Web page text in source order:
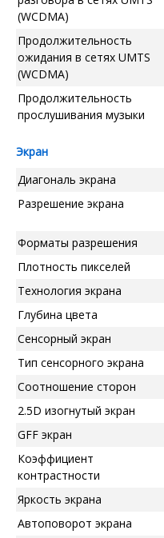
(WCDMA)
Продолжительность
ожидания в сетях UMTS
(WCDMA)
Продолжительность
прослушивания музыки
Экран
Диагональ экрана
Разрешение экрана
Форматы разрешения
Плотность пикселей
Технология экрана
Глубина цвета
Сенсорный экран
Тип сенсорного экрана
Соотношение сторон
2.5D изогнутый экран
GFF экран
Коэффициент
контрастности
Яркость экрана
Автоповорот экрана